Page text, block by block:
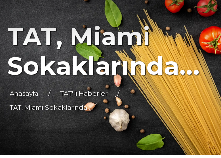
TAT, Miami
Sokaklarında...
Anasayfa / TAT' lı Haberler
/
TAT, Miami Sokaklarında...